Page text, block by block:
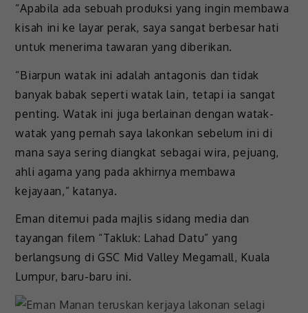
“Apabila ada sebuah produksi yang ingin membawa
kisah ini ke layar perak, saya sangat berbesar hati
untuk menerima tawaran yang diberikan.
“Biarpun watak ini adalah antagonis dan tidak
banyak babak seperti watak lain, tetapi ia sangat
penting. Watak ini juga berlainan dengan watak-
watak yang pernah saya lakonkan sebelum ini di
mana saya sering diangkat sebagai wira, pejuang,
ahli agama yang pada akhirnya membawa
kejayaan,” katanya.
Eman ditemui pada majlis sidang media dan
tayangan filem “Takluk: Lahad Datu” yang
berlangsung di GSC Mid Valley Megamall, Kuala
Lumpur, baru-baru ini.